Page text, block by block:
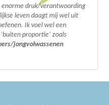
druk/verantwoording
leven daagt mij wel uit
Ik voel wel een
proportie’ zoals
jongvolwassenen